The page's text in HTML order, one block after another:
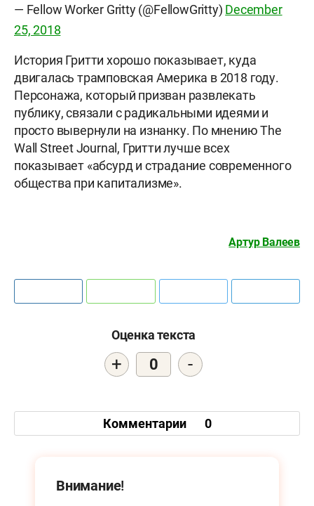
— Fellow Worker Gritty (@FellowGritty) December
25, 2018
История Гритти хорошо показывает, куда
двигалась трамповская Америка в 2018 году.
Персонажа, который призван развлекать
публику, связали с радикальными идеями и
просто вывернули на изнанку. По мнению The
Wall Street Journal, Гритти лучше всех
показывает «абсурд и страдание современного
общества при капитализме».
Артур Валеев
Оценка текста
+ 0 -
Комментарии 0
Внимание!